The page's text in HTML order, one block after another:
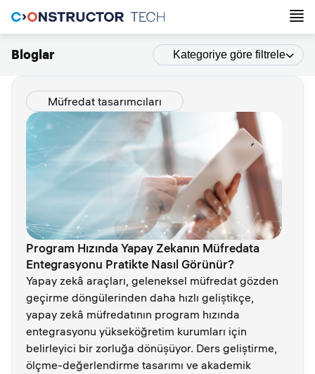
Bloglar Kategoriye göre filtrele
Müfredat tasarımcıları
Program Hızında Yapay Zekanın Müfredata
Entegrasyonu Pratikte Nasıl Görünür?
Yapay zekâ araçları, geleneksel müfredat gözden
geçirme döngülerinden daha hızlı geliştikçe,
yapay zekâ müfredatının program hızında
entegrasyonu yükseköğretim kurumları için
belirleyici bir zorluğa dönüşüyor. Ders geliştirme,
ölçme-değerlendirme tasarımı ve akademik